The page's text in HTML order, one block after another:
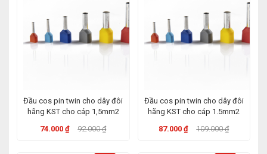
Đầu cos pin twin cho dây đôi
hãng KST cho cáp 1,5mm2
74.000 ₫
92.000 ₫
Đầu cos pin twin cho dây đôi
hãng KST cho cáp 1.5mm2
87.000 ₫
109.000 ₫